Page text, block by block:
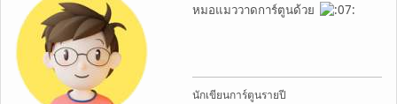
หมอแมววาดการ์ตูนด้วย
นักเขียนการ์ตูนรายปี